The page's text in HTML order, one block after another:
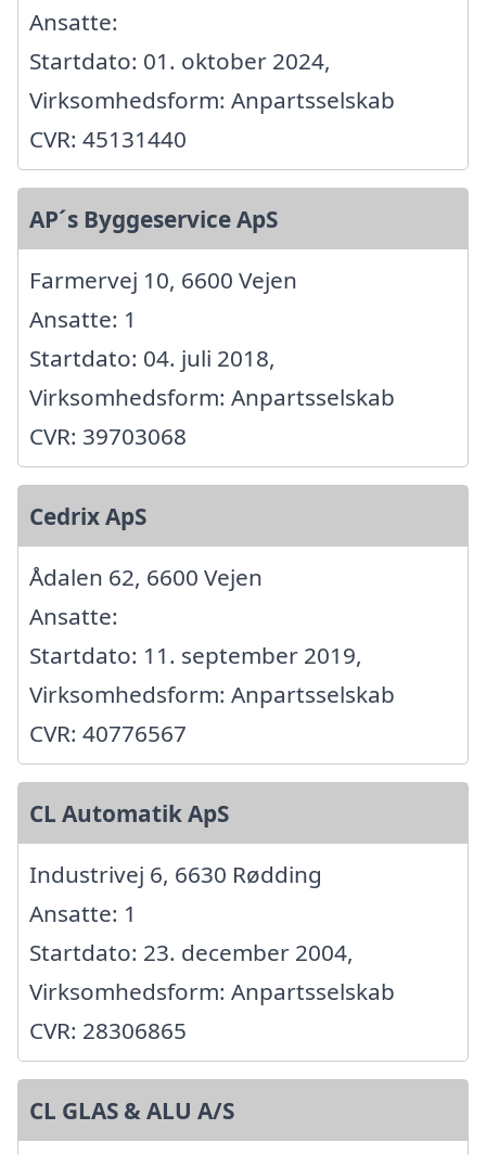
Ansatte:
Startdato: 01. oktober 2024,
Virksomhedsform: Anpartsselskab
CVR: 45131440
AP´s Byggeservice ApS
Farmervej 10, 6600 Vejen
Ansatte: 1
Startdato: 04. juli 2018,
Virksomhedsform: Anpartsselskab
CVR: 39703068
Cedrix ApS
Ådalen 62, 6600 Vejen
Ansatte:
Startdato: 11. september 2019,
Virksomhedsform: Anpartsselskab
CVR: 40776567
CL Automatik ApS
Industrivej 6, 6630 Rødding
Ansatte: 1
Startdato: 23. december 2004,
Virksomhedsform: Anpartsselskab
CVR: 28306865
CL GLAS & ALU A/S